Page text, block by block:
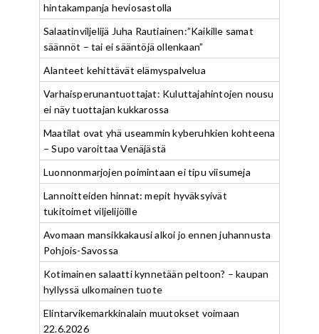
hintakampanja heviosastolla
Salaatinviljelijä Juha Rautiainen:”Kaikille samat
säännöt – tai ei sääntöjä ollenkaan”
Alanteet kehittävät elämyspalvelua
Varhaisperunantuottajat: Kuluttajahintojen nousu
ei näy tuottajan kukkarossa
Maatilat ovat yhä useammin kyberuhkien kohteena
– Supo varoittaa Venäjästä
Luonnonmarjojen poimintaan ei tipu viisumeja
Lannoitteiden hinnat: mepit hyväksyivät
tukitoimet viljelijöille
Avomaan mansikkakausi alkoi jo ennen juhannusta
Pohjois-Savossa
Kotimainen salaatti kynnetään peltoon? – kaupan
hyllyssä ulkomainen tuote
Elintarvikemarkkinalain muutokset voimaan
22.6.2026